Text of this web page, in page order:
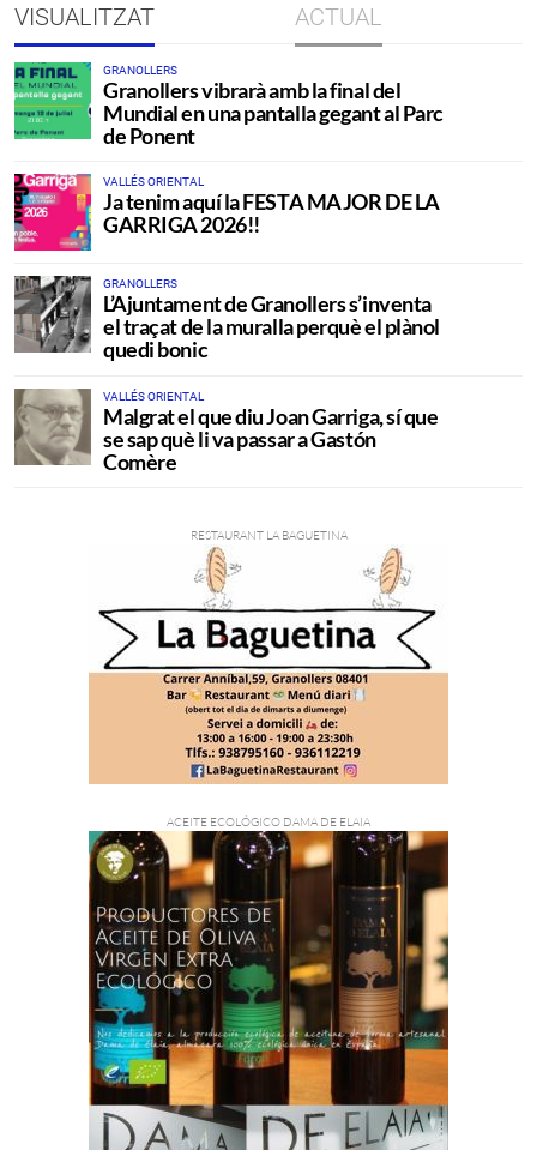
VISUALITZAT ACTUAL
GRANOLLERS
Granollers vibrarà amb la final del
Mundial en una pantalla gegant al Parc
de Ponent
VALLÉS ORIENTAL
Ja tenim aquí la FESTA MAJOR DE LA
GARRIGA 2026!!
GRANOLLERS
L’Ajuntament de Granollers s’inventa
el traçat de la muralla perquè el plànol
quedi bonic
VALLÉS ORIENTAL
Malgrat el que diu Joan Garriga, sí que
se sap què li va passar a Gastón
Comère